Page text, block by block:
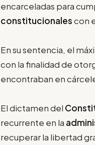
encarceladas para
constitucionalescon
En su sentencia, el
con la finalidad de
encontraban en
El dictamen del
recurrente en la
recuperar la libertad